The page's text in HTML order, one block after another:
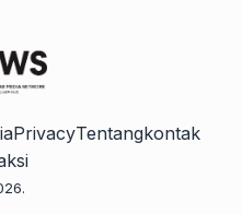
PrivacyTentangkontak